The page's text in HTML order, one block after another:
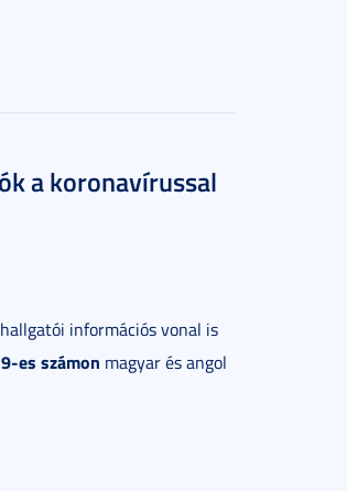
a koronavírussal
információs vonal is
es számon magyar és angol